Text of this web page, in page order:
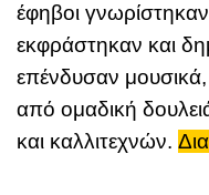
έφηβοι
εκφράστηκαν και
επένδυσαν μουσικά,
από ομαδική
και καλλιτεχνών.